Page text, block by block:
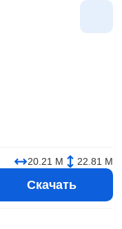
20.21 М 22.81 М
Скачать